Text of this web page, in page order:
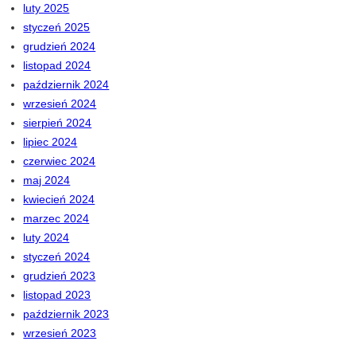
luty 2025
styczeń 2025
grudzień 2024
listopad 2024
październik 2024
wrzesień 2024
sierpień 2024
lipiec 2024
czerwiec 2024
maj 2024
kwiecień 2024
marzec 2024
luty 2024
styczeń 2024
grudzień 2023
listopad 2023
październik 2023
wrzesień 2023